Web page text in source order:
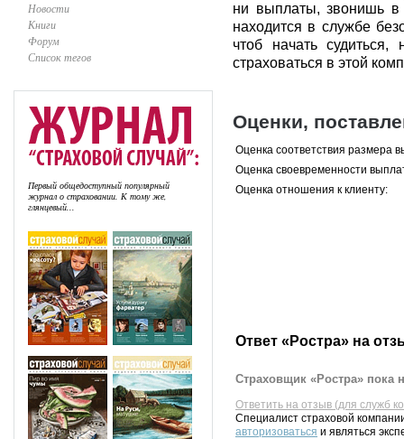
Новости
Книги
Форум
Список тегов
Первый общедоступный популярный
журнал о страховании. К тому же,
глянцевый...
ни выплаты, звонишь в
находится в службе
чтоб начать
страховаться в этой
Оценки,
Оценка соответствия размера
Оценка своевременности
Оценка отношения к клиенту:
Ответ «Ростра» на
Страховщик «Ростра» пока
Ответить на отзыв (для служб
Специалист страховой
авторизоваться и являться